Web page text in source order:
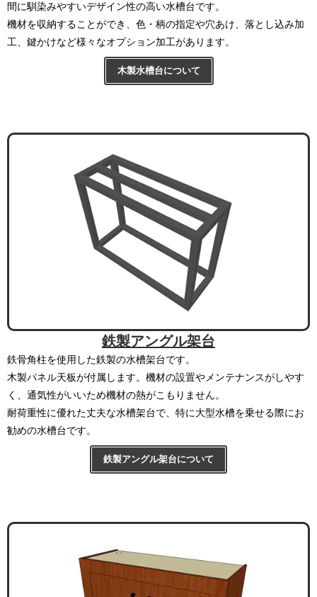
間に馴染みやすいデザイン性の高い水槽台です。
機材を収納することができ、色・柄の指定や穴あけ、落とし込み加
工、鍵かけなど様々なオプション加工があります。
木製水槽台について
鉄製アングル架台
鉄骨角柱を使用した鉄製の水槽架台です。
木製パネル天板が付属します。機材の設置やメンテナンスがしやす
く、通気性がいいため機材の熱がこもりません。
耐荷重性に優れた丈夫な水槽架台で、特に大型水槽を乗せる際にお
勧めの水槽台です。
鉄製アングル架台について